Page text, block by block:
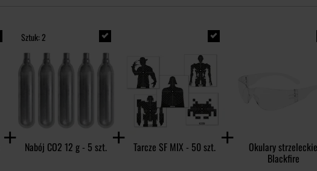
Sztuk: 2
Nabój CO2 12 g - 5 szt. Tarcze SF MIX - 50 szt. Okulary strzeleckie
Blackfire